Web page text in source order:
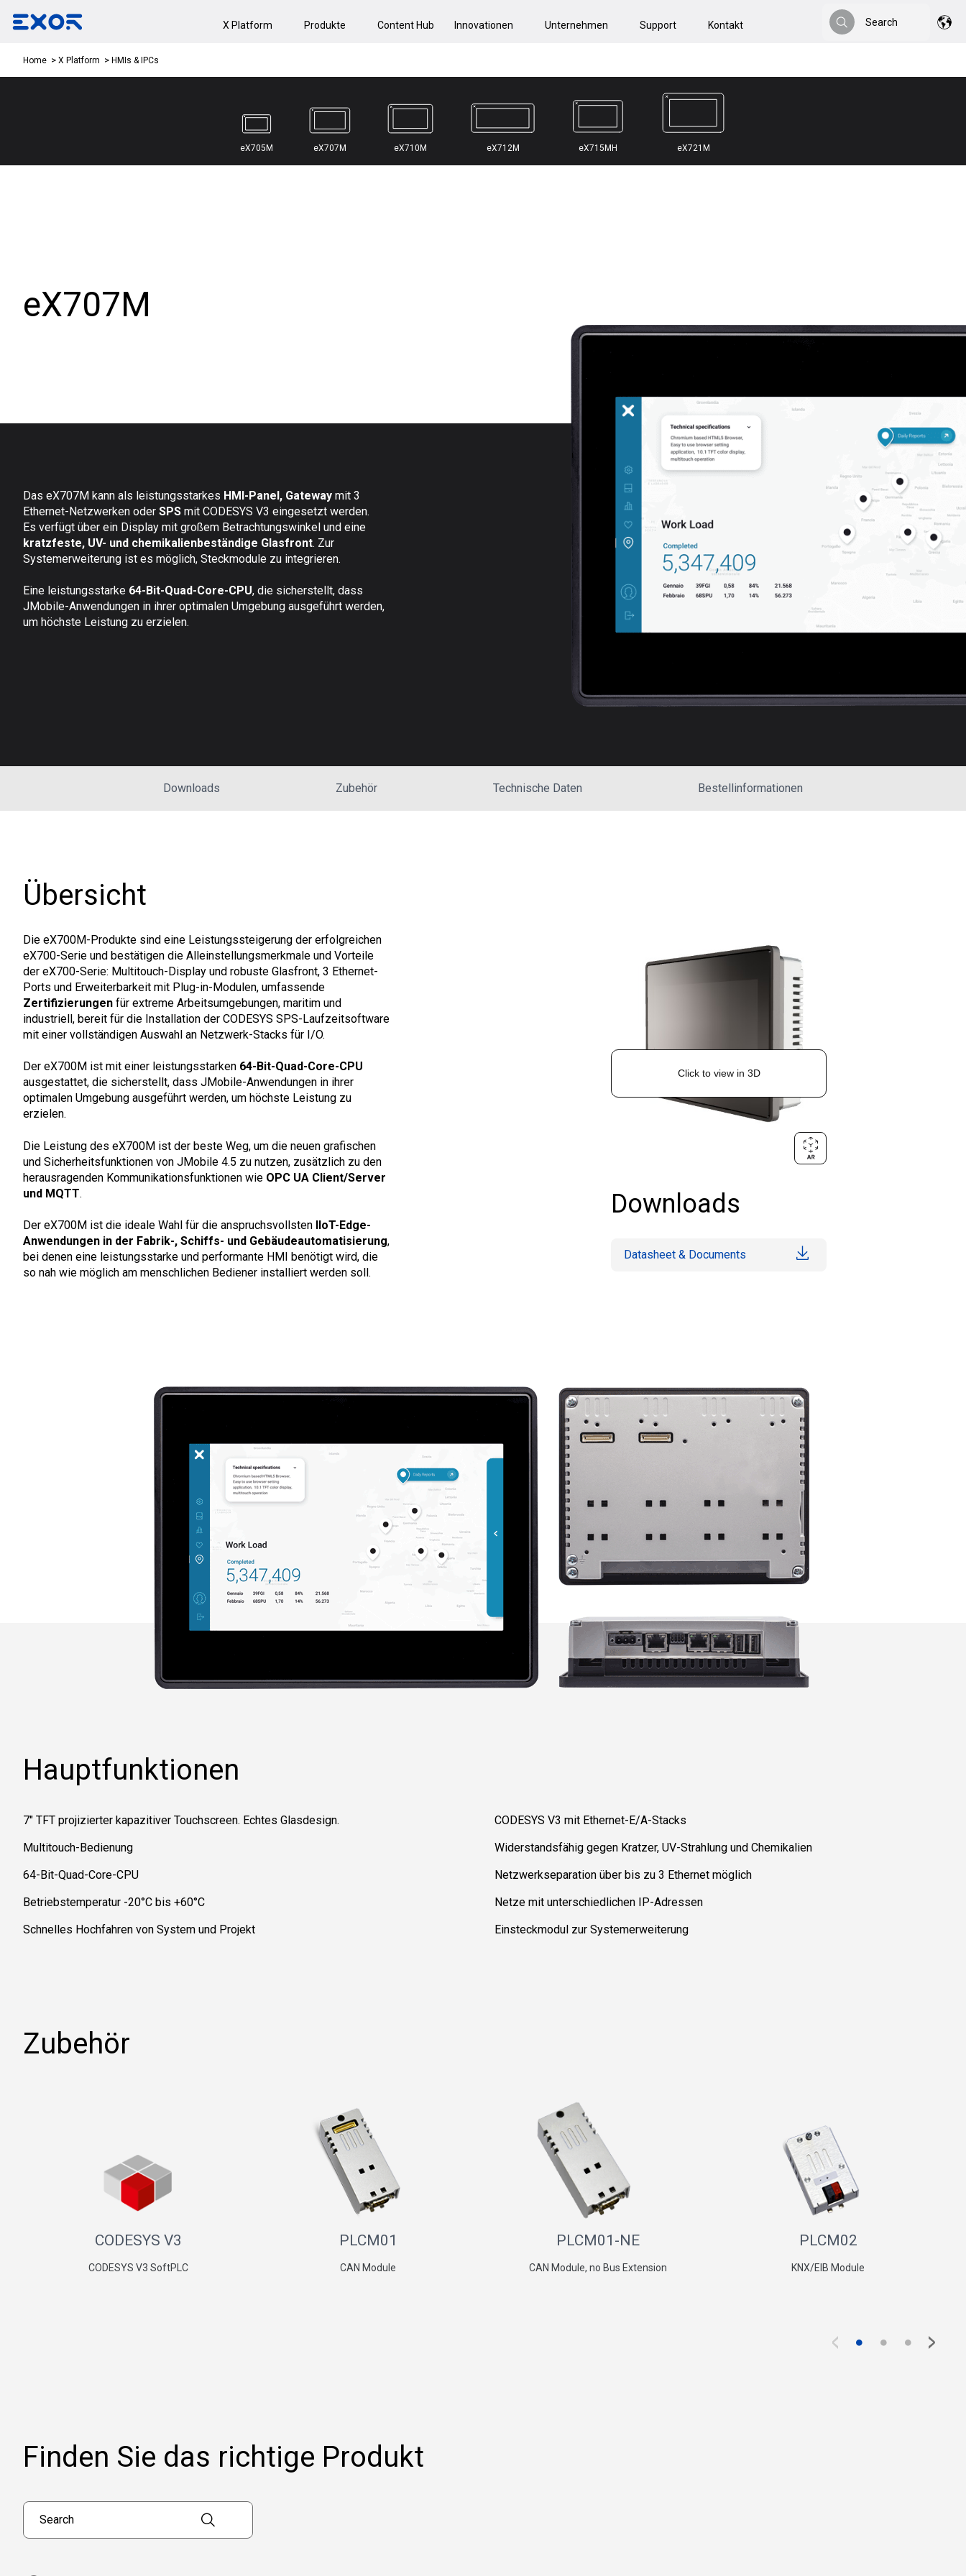
X Platform Produkte Content Hub Innovationen Unternehmen Support Kontakt
Search
Search
Home X Platform HMIs & IPCs
eX705M eX707M eX710M eX712M eX715MH eX721M
eX707M
Das eX707M kann als leistungsstarkes HMI-Panel, Gateway mit 3
Ethernet-Netzwerken oder SPS mit CODESYS V3 eingesetzt werden.
Es verfügt über ein Display mit großem Betrachtungswinkel und eine
kratzfeste, UV- und chemikalienbeständige Glasfront. Zur
Systemerweiterung ist es möglich, Steckmodule zu integrieren.
Eine leistungsstarke 64-Bit-Quad-Core-CPU, die sicherstellt, dass
JMobile-Anwendungen in ihrer optimalen Umgebung ausgeführt werden,
um höchste Leistung zu erzielen.
Downloads Zubehör Technische Daten Bestellinformationen
Übersicht
Die eX700M-Produkte sind eine Leistungssteigerung der erfolgreichen
eX700-Serie und bestätigen die Alleinstellungsmerkmale und Vorteile
der eX700-Serie: Multitouch-Display und robuste Glasfront, 3 Ethernet-
Ports und Erweiterbarkeit mit Plug-in-Modulen, umfassende
Zertifizierungen für extreme Arbeitsumgebungen, maritim und
industriell, bereit für die Installation der CODESYS SPS-Laufzeitsoftware
mit einer vollständigen Auswahl an Netzwerk-Stacks für I/O.
Der eX700M ist mit einer leistungsstarken 64-Bit-Quad-Core-CPU
ausgestattet, die sicherstellt, dass JMobile-Anwendungen in ihrer
optimalen Umgebung ausgeführt werden, um höchste Leistung zu
erzielen.
Die Leistung des eX700M ist der beste Weg, um die neuen grafischen
und Sicherheitsfunktionen von JMobile 4.5 zu nutzen, zusätzlich zu den
herausragenden Kommunikationsfunktionen wie OPC UA Client/Server
und MQTT.
Der eX700M ist die ideale Wahl für die anspruchsvollsten IIoT-Edge-
Anwendungen in der Fabrik-, Schiffs- und Gebäudeautomatisierung,
bei denen eine leistungsstarke und performante HMI benötigt wird, die
so nah wie möglich am menschlichen Bediener installiert werden soll.
Downloads
Datasheet & Documents
Hauptfunktionen
7" TFT projizierter kapazitiver Touchscreen. Echtes Glasdesign.
Multitouch-Bedienung
64-Bit-Quad-Core-CPU
Betriebstemperatur -20°C bis +60°C
Schnelles Hochfahren von System und Projekt
CODESYS V3 mit Ethernet-E/A-Stacks
Widerstandsfähig gegen Kratzer, UV-Strahlung und Chemikalien
Netzwerkseparation über bis zu 3 Ethernet möglich
Netze mit unterschiedlichen IP-Adressen
Einsteckmodul zur Systemerweiterung
Zubehör
CODESYS V3
CODESYS V3 SoftPLC
PLCM01
CAN Module
PLCM01-NE
CAN Module, no Bus Extension
PLCM02
KNX/EIB Module
< ● ● ● >
Finden Sie das richtige Produkt
Search products